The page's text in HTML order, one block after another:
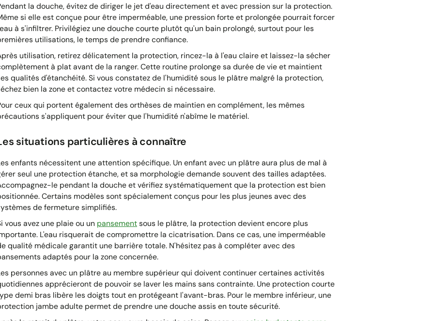
la douche, évitez de diriger le jet d'eau directement et avec pression sur la protection.
si elle est conçue pour être imperméable, une pression forte et prolongée pourrait forcer
à s'infiltrer. Privilégiez une douche courte plutôt qu'un bain prolongé, surtout pour les
utilisations, le temps de prendre confiance.
utilisation, retirez délicatement la protection, rincez-la à l'eau claire et laissez-la sécher
à plat avant de la ranger. Cette routine prolonge sa durée de vie et maintient
qualités d'étanchéité. Si vous constatez de l'humidité sous le plâtre malgré la protection,
bien la zone et contactez votre médecin si nécessaire.
ceux qui portent également des orthèses de maintien en complément, les mêmes
s'appliquent pour éviter que l'humidité n'abîme le matériel.
situations particulières à connaître
enfants nécessitent une attention spécifique. Un enfant avec un plâtre aura plus de mal à
seul une protection étanche, et sa morphologie demande souvent des tailles adaptées.
le pendant la douche et vérifiez systématiquement que la protection est bien
Certains modèles sont spécialement conçus pour les plus jeunes avec des
de fermeture simplifiés.
vous avez une plaie ou un pansementsous le plâtre, la protection devient encore plus
L'eau risquerait de compromettre la cicatrisation. Dans ce cas, une imperméable
qualité médicale garantit une barrière totale. N'hésitez pas à compléter avec des
adaptés pour la zone concernée.
personnes avec un plâtre au membre supérieur qui doivent continuer certaines activités
apprécieront de pouvoir se laver les mains sans contrainte. Une protection courte
demi bras libère les doigts tout en protégeant l'avant-bras. Pour le membre inférieur, une
jambe adulte permet de prendre une douche assis en toute sécurité.